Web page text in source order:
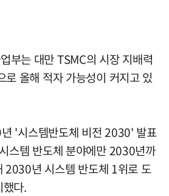
부는 대만 TSMC의 시장 지배력
로 올해 적자 가능성이 커지고 있
'시스템반도체 비전 2030' 발표
스템 반도체 분야에만 2030년까
2030년 시스템 반도체 1위로 도
다.